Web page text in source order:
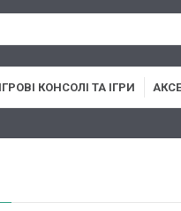
ІГРОВІ КОНСОЛІ ТА ІГРИ